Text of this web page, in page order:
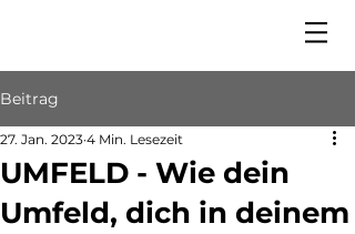
Beitrag
UMFELD - Wie dein
Umfeld, dich in deinem
27. Jan. 2023 4 Min. Lesezeit